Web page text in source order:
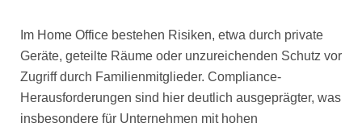
Im Home Office bestehen Risiken, etwa durch private
Geräte, geteilte Räume oder unzureichenden Schutz vor
Zugriff durch Familienmitglieder. Compliance-
Herausforderungen sind hier deutlich ausgeprägter, was
insbesondere für Unternehmen mit hohen